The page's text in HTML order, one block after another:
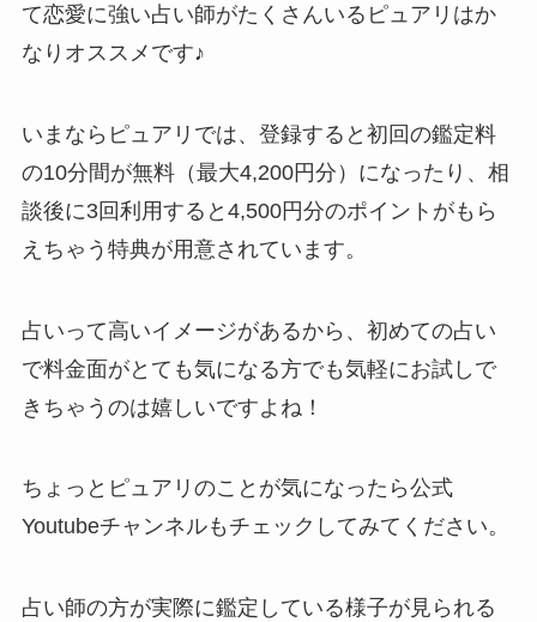
て恋愛に強い占い師がたくさんいるピュアリはか
なりオススメです♪
いまならピュアリでは、登録すると初回の鑑定料
の10分間が無料（最大4,200円分）になったり、相
談後に3回利用すると4,500円分のポイントがもら
えちゃう特典が用意されています。
占いって高いイメージがあるから、初めての占い
で料金面がとても気になる方でも気軽にお試しで
きちゃうのは嬉しいですよね！
ちょっとピュアリのことが気になったら公式
Youtubeチャンネルもチェックしてみてください。
占い師の方が実際に鑑定している様子が見られる